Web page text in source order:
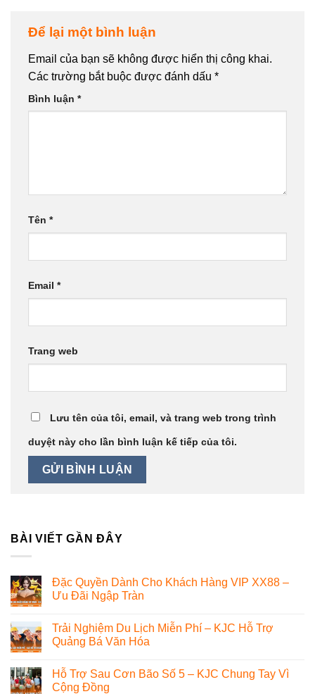
Để lại một bình luận
Email của bạn sẽ không được hiển thị công khai.
Các trường bắt buộc được đánh dấu *
Bình luận *
Tên *
Email *
Trang web
Lưu tên của tôi, email, và trang web trong trình
duyệt này cho lần bình luận kế tiếp của tôi.
BÀI VIẾT GẦN ĐÂY
Đặc Quyền Dành Cho Khách Hàng VIP XX88 –
Ưu Đãi Ngập Tràn
Trải Nghiệm Du Lịch Miễn Phí – KJC Hỗ Trợ
Quảng Bá Văn Hóa
Hỗ Trợ Sau Cơn Bão Số 5 – KJC Chung Tay Vì
Cộng Đồng